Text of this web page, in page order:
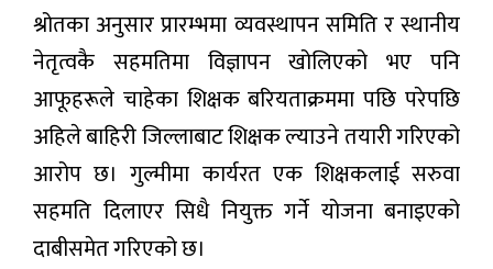
श्रोतका अनुसार प्रारम्भमा व्यवस्थापन समिति र स्थानीय
नेतृत्वकै सहमतिमा विज्ञापन खोलिएको भए पनि
आफूहरूले चाहेका शिक्षक बरियताक्रममा पछि परेपछि
अहिले बाहिरी जिल्लाबाट शिक्षक ल्याउने तयारी गरिएको
आरोप छ। गुल्मीमा कार्यरत एक शिक्षकलाई सरुवा
सहमति दिलाएर सिधै नियुक्त गर्ने योजना बनाइएको
दाबीसमेत गरिएको छ।